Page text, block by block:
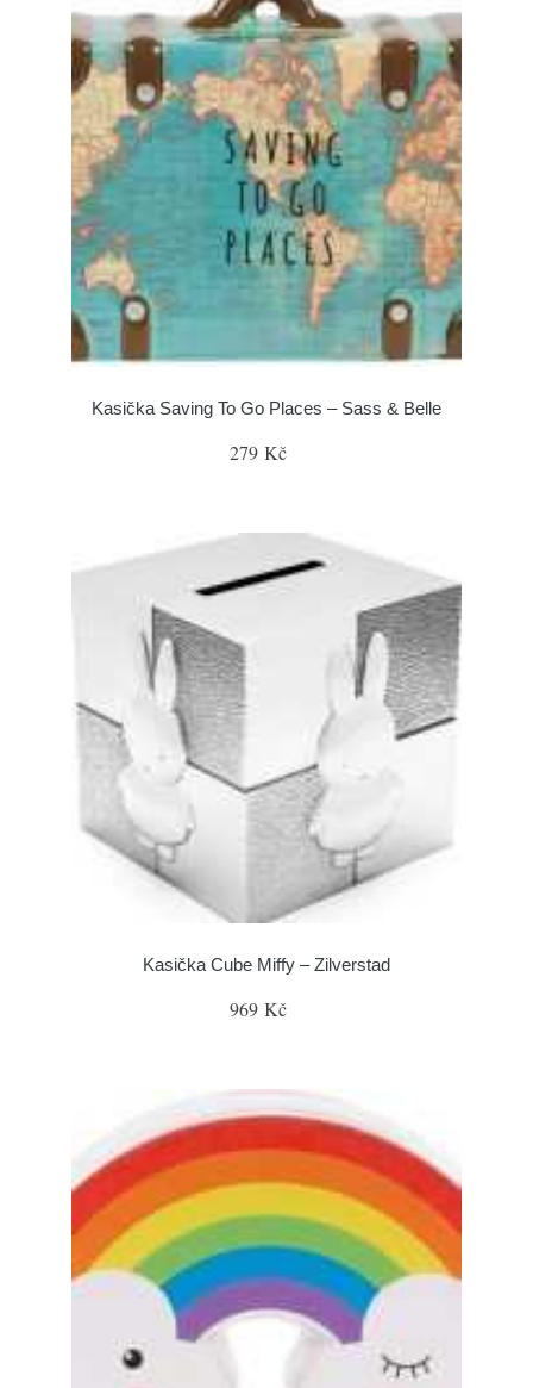
Kasička Saving To Go Places – Sass & Belle
279 Kč
Kasička Cube Miffy – Zilverstad
969 Kč